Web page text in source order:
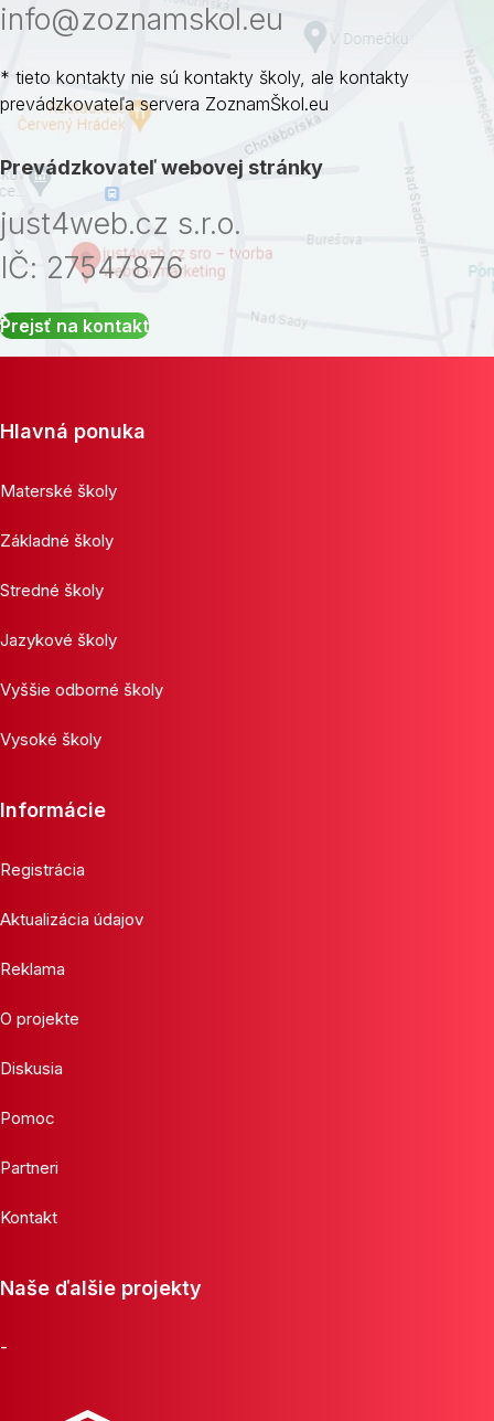
info@zoznamskol.eu
* tieto kontakty nie sú kontakty školy, ale kontakty
prevádzkovateľa servera ZoznamŠkol.eu
Prevádzkovateľ webovej stránky
just4web.cz s.r.o.
IČ: 27547876
Prejsť na kontakt
Hlavná ponuka
Materské školy
Základné školy
Stredné školy
Jazykové školy
Vyššie odborné školy
Vysoké školy
Informácie
Registrácia
Aktualizácia údajov
Reklama
O projekte
Diskusia
Pomoc
Partneri
Kontakt
Naše ďalšie projekty
-